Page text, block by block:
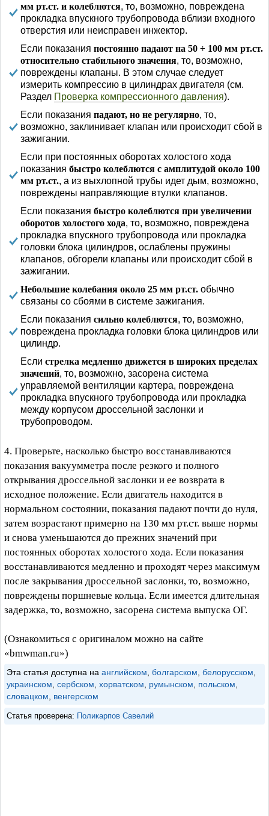
мм рт.ст. и колеблются, то, возможно, повреждена
прокладка впускного трубопровода вблизи входного
отверстия или неисправен инжектор.
Если показания постоянно падают на 50 ÷ 100 мм рт.ст.
относительно стабильного значения, то, возможно,
повреждены клапаны. В этом случае следует
измерить компрессию в цилиндрах двигателя (см.
Раздел Проверка компрессионного давления).
Если показания падают, но не регулярно, то,
возможно, заклинивает клапан или происходит сбой в
зажигании.
Если при постоянных оборотах холостого хода
показания быстро колеблются с амплитудой около 100
мм рт.ст., а из выхлопной трубы идет дым, возможно,
повреждены направляющие втулки клапанов.
Если показания быстро колеблются при увеличении
оборотов холостого хода, то, возможно, повреждена
прокладка впускного трубопровода или прокладка
головки блока цилиндров, ослаблены пружины
клапанов, обгорели клапаны или происходит сбой в
зажигании.
Небольшие колебания около 25 мм рт.ст. обычно
связаны со сбоями в системе зажигания.
Если показания сильно колеблются, то, возможно,
повреждена прокладка головки блока цилиндров или
цилиндр.
Если стрелка медленно движется в широких пределах
значений, то, возможно, засорена система
управляемой вентиляции картера, повреждена
прокладка впускного трубопровода или прокладка
между корпусом дроссельной заслонки и
трубопроводом.
4. Проверьте, насколько быстро восстанавливаются
показания вакуумметра после резкого и полного
открывания дроссельной заслонки и ее возврата в
исходное положение. Если двигатель находится в
нормальном состоянии, показания падают почти до нуля,
затем возрастают примерно на 130 мм рт.ст. выше нормы
и снова уменьшаются до прежних значений при
постоянных оборотах холостого хода. Если показания
восстанавливаются медленно и проходят через максимум
после закрывания дроссельной заслонки, то, возможно,
повреждены поршневые кольца. Если имеется длительная
задержка, то, возможно, засорена система выпуска ОГ.
(Ознакомиться с оригиналом можно на сайте
«bmwman.ru»)
Эта статья доступна на английском болгарском белорусском
украинском сербском хорватском румынском польском
словацком
венгерском
Статья проверена: Поликарпов Савелий